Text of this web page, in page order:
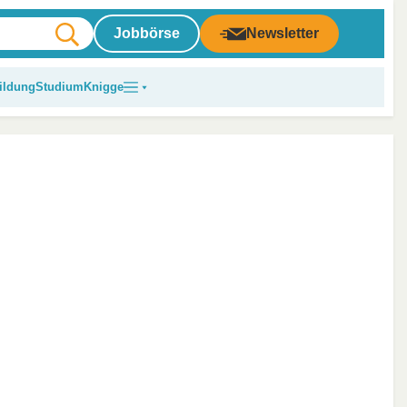
Jobbörse Newsletter
Studium Knigge